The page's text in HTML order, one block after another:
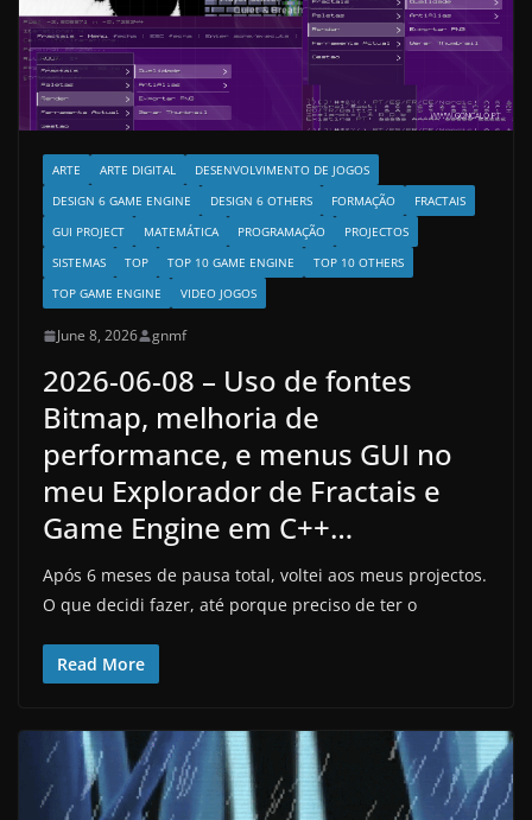
ARTE ARTE DIGITAL
DESENVOLVIMENTO DE JOGOS
DESIGN 6 GAME ENGINE
DESIGN 6 OTHERS FORMAÇÃO
FRACTAIS
GUI PROJECT
MATEMÁTICA PROGRAMAÇÃO
PROJECTOS
SISTEMAS
TOP TOP 10 GAME ENGINE
TOP 10 OTHERS
TOP GAME ENGINE
VIDEO JOGOS
June 8, 2026 gnmf
2026-06-08 – Uso de fontes
Bitmap, melhoria de
performance, e menus GUI no
meu Explorador de Fractais e
Game Engine em C++…
Após 6 meses de pausa total, voltei aos meus projectos.
O que decidi fazer, até porque preciso de ter o
Read More